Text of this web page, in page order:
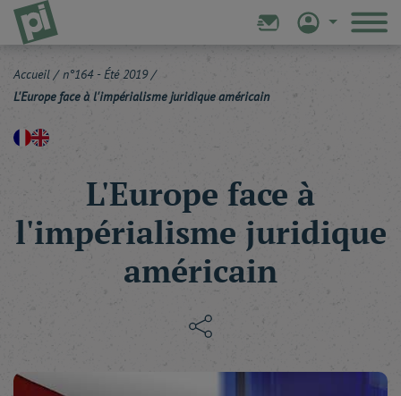
Accueil / n°164 - Été 2019/
L'Europe face à l'impérialisme juridique américain
L'Europe face à
l'impérialisme juridique
américain